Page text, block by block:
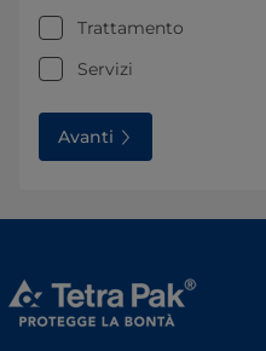
Trattamento
Servizi
Avanti